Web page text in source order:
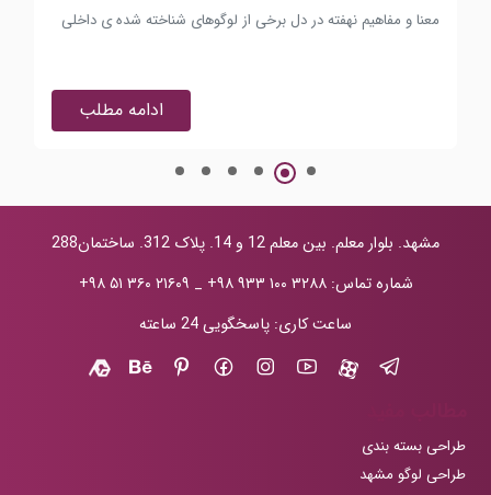
معنا و مفاهیم نهفته در دل برخی از لوگوهای شناخته شده ی داخلی
ادامه مطلب
مشهد. بلوار معلم. بین معلم 12 و 14. پلاک 312. ساختمان288
شماره تماس:+۹۸ ۹۳۳ ۱۰۰ ۳۲۸۸ _ +۹۸ ۵۱ ۳۶۰ ۲۱۶۰۹
ساعت کاری: پاسخگویی 24 ساعته
طراحی بسته بندی
طراحی لوگو مشهد